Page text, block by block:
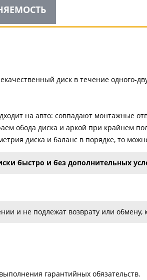
диск в течение одного-
на авто: совпадают монтажные
обода диска и аркой при крайнем
диска и баланс в порядке, то
быстро и без дополнительных
и не подлежат возврату или обмену,
гарантийных обязательств.